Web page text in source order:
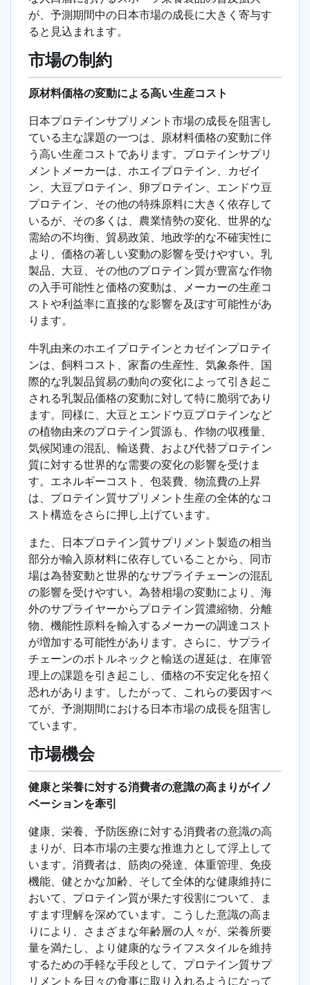
が、予測期間中の日本市場の成長に大きく寄与す
ると見込まれます。
市場の制約
原材料価格の変動による高い生産コスト
日本プロテインサプリメント市場の成長を阻害し
ている主な課題の一つは、原材料価格の変動に伴
う高い生産コストであります。プロテインサプリ
メントメーカーは、ホエイプロテイン、カゼイ
ン、大豆プロテイン、卵プロテイン、エンドウ豆
プロテイン、その他の特殊原料に大きく依存して
いるが、その多くは、農業情勢の変化、世界的な
需給の不均衡、貿易政策、地政学的な不確実性に
より、価格の著しい変動の影響を受けやすい。乳
製品、大豆、その他のプロテイン質が豊富な作物
の入手可能性と価格の変動は、メーカーの生産コ
ストや利益率に直接的な影響を及ぼす可能性があ
ります。
牛乳由来のホエイプロテインとカゼインプロテイ
ンは、飼料コスト、家畜の生産性、気象条件、国
際的な乳製品貿易の動向の変化によって引き起こ
される乳製品価格の変動に対して特に脆弱であり
ます。同様に、大豆とエンドウ豆プロテインなど
の植物由来のプロテイン質源も、作物の収穫量、
気候関連の混乱、輸送費、および代替プロテイン
質に対する世界的な需要の変化の影響を受けま
す。エネルギーコスト、包装費、物流費の上昇
は、プロテイン質サプリメント生産の全体的なコ
スト構造をさらに押し上げています。
また、日本プロテイン質サプリメント製造の相当
部分が輸入原材料に依存していることから、同市
場は為替変動と世界的なサプライチェーンの混乱
の影響を受けやすい。為替相場の変動により、海
外のサプライヤーからプロテイン質濃縮物、分離
物、機能性原料を輸入するメーカーの調達コスト
が増加する可能性があります。さらに、サプライ
チェーンのボトルネックと輸送の遅延は、在庫管
理上の課題を引き起こし、価格の不安定化を招く
恐れがあります。したがって、これらの要因すべ
てが、予測期間における日本市場の成長を阻害し
ています。
市場機会
健康と栄養に対する消費者の意識の高まりがイノ
ベーションを牽引
健康、栄養、予防医療に対する消費者の意識の高
まりが、日本市場の主要な推進力として浮上して
います。消費者は、筋肉の発達、体重管理、免疫
機能、健とかな加齢、そして全体的な健康維持に
おいて、プロテイン質が果たす役割について、ま
すます理解を深めています。こうした意識の高ま
りにより、さまざまな年齢層の人々が、栄養所要
量を満たし、より健康的なライフスタイルを維持
するための手軽な手段として、プロテイン質サプ
リメントを日々の食事に取り入れるようになって